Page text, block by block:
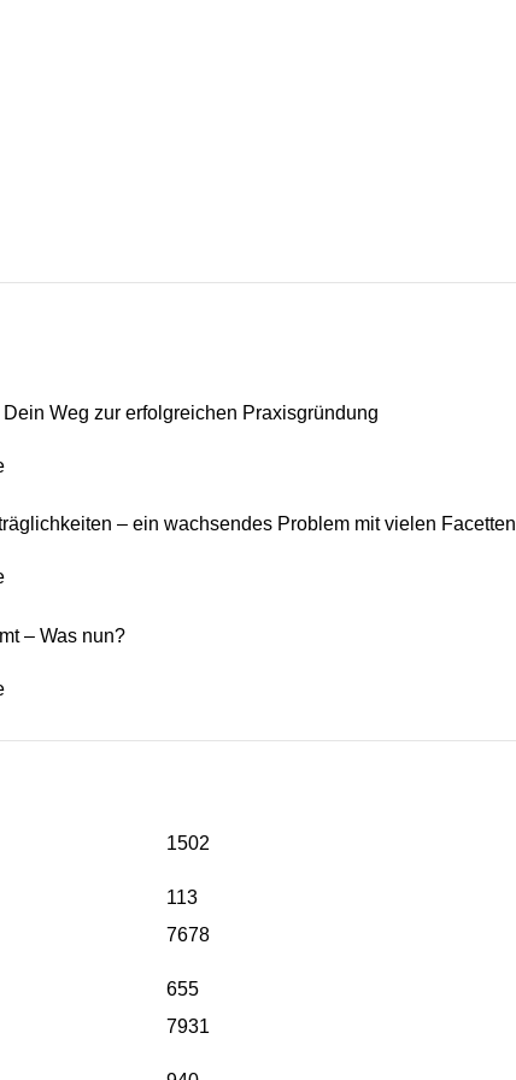
Weg zur erfolgreichen Praxisgründung
– ein wachsendes Problem mit vielen Facetten
– Was nun?
1502
113
7678
655
7931